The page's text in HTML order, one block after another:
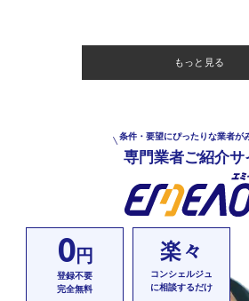
もっと見る
条件・要望にぴったりな業者が
専門業者ご紹介サ
0円
登録不要
完全無料
楽々
コンシェルジュ
に相談するだけ